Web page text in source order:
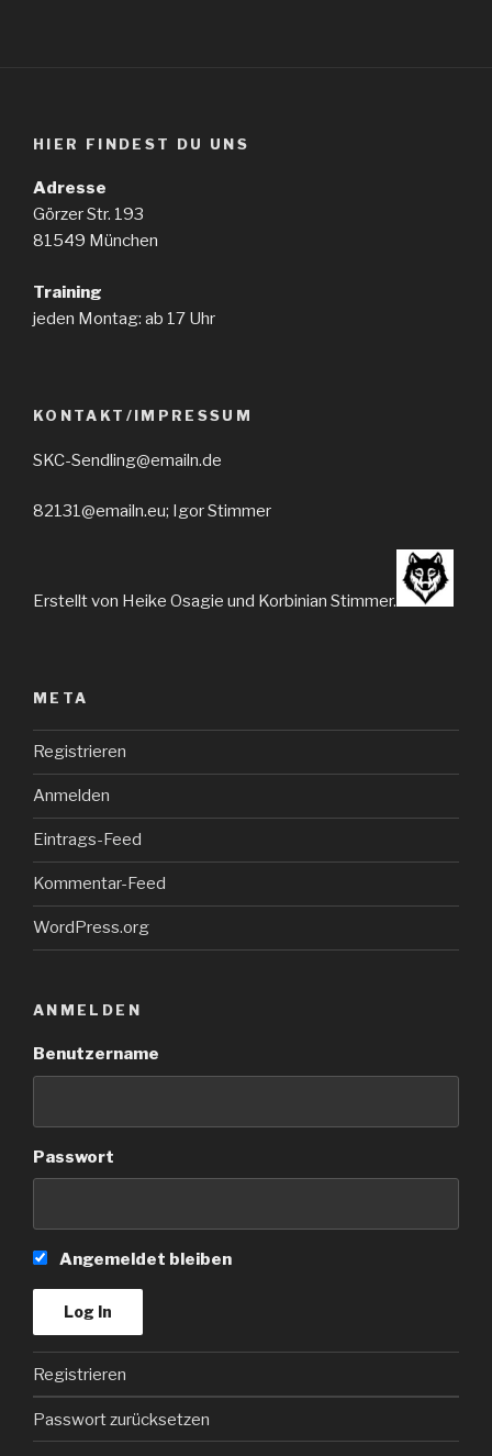
HIER FINDEST DU UNS
Adresse
Görzer Str. 193
81549 München
Training
jeden Montag: ab 17 Uhr
KONTAKT/IMPRESSUM
SKC-Sendling@emailn.de
82131@emailn.eu; Igor Stimmer
Erstellt von Heike Osagie und Korbinian Stimmer.
META
Registrieren
Anmelden
Eintrags-Feed
Kommentar-Feed
WordPress.org
ANMELDEN
Benutzername
Passwort
Angemeldet bleiben
Registrieren
Passwort zurücksetzen